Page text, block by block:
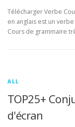
Télécharger Verbe
en anglais est un
Cours de grammaire
ALL
TOP25+
d'écran